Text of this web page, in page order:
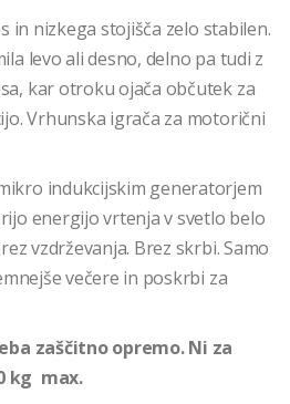
in nizkega stojišča zelo stabilen.
levo ali desno, delno pa tudi z
kar otroku ojača občutek za
Vrhunska igrača za motorični
indukcijskim generatorjem
energijo vrtenja v svetlo belo
vzdrževanja. Brez skrbi. Samo
večere in poskrbi za
zaščitno opremo. Ni za
kg max.